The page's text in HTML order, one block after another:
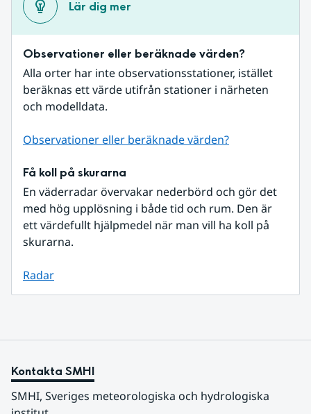
Lär dig mer
Observationer eller beräknade värden?
Alla orter har inte observationsstationer, istället
beräknas ett värde utifrån stationer i närheten
och modelldata.
Observationer eller beräknade värden?
Få koll på skurarna
En väderradar övervakar nederbörd och gör det
med hög upplösning i både tid och rum. Den är
ett värdefullt hjälpmedel när man vill ha koll på
skurarna.
Radar
Kontakta SMHI
SMHI, Sveriges meteorologiska och hydrologiska